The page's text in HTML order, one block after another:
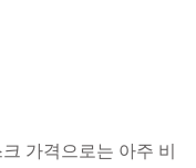
가격으로는 아주 비